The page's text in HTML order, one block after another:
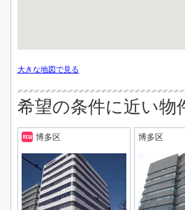
大きな地図で見る
希望の条件に近い
博多区 博多区